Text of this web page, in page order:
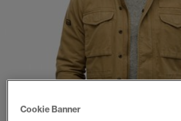
Cookie Banner